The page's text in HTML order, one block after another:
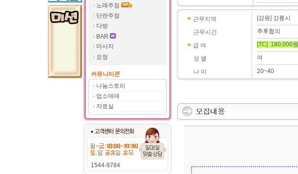
노래주점
단란주점
다방
BAR
마사지
요정
커뮤니티존
나눔스토리
업소매매
자료실
1544-9784
근무지역
근무시간
급 여
성 별
나 이
[강원] 강릉시
추후협의
[TC] 180,000원
여
20~40